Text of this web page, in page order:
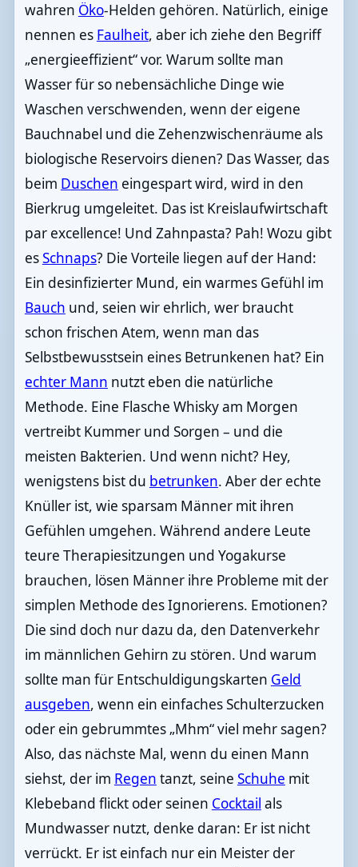
wahren Öko-Helden gehören. Natürlich, einige
nennen es Faulheit, aber ich ziehe den Begriff
„energieeffizient“ vor. Warum sollte man
Wasser für so nebensächliche Dinge wie
Waschen verschwenden, wenn der eigene
Bauchnabel und die Zehenzwischenräume als
biologische Reservoirs dienen? Das Wasser, das
beim Duschen eingespart wird, wird in den
Bierkrug umgeleitet. Das ist Kreislaufwirtschaft
par excellence! Und Zahnpasta? Pah! Wozu gibt
esSchnaps? Die Vorteile liegen auf der Hand:
Ein desinfizierter Mund, ein warmes Gefühl im
Bauch und, seien wir ehrlich, wer braucht
schon frischen Atem, wenn man das
Selbstbewusstsein eines Betrunkenen hat? Ein
echter Mann nutzt eben die natürliche
Methode. Eine Flasche Whisky am Morgen
vertreibt Kummer und Sorgen – und die
meisten Bakterien. Und wenn nicht? Hey,
wenigstens bist du betrunken. Aber der echte
Knüller ist, wie sparsam Männer mit ihren
Gefühlen umgehen. Während andere Leute
teure Therapiesitzungen und Yogakurse
brauchen, lösen Männer ihre Probleme mit der
simplen Methode des Ignorierens. Emotionen?
Die sind doch nur dazu da, den Datenverkehr
im männlichen Gehirn zu stören. Und warum
sollte man für Entschuldigungskarten Geld
ausgeben, wenn ein einfaches Schulterzucken
oder ein gebrummtes „Mhm“ viel mehr sagen?
Also, das nächste Mal, wenn du einen Mann
siehst, der im Regen tanzt, seine Schuhe mit
Klebeband flickt oder seinen Cocktail als
Mundwasser nutzt, denke daran: Er ist nicht
verrückt. Er ist einfach nur ein Meister der